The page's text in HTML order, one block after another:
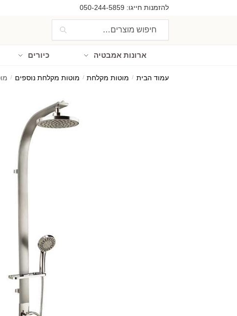
להזמנות חייגו: 050-244-5859
חיפוש
ארונות אמבטיה כיורים
עמוד הבית / מוטות מקלחת / מוטות מקלחת נוספים /